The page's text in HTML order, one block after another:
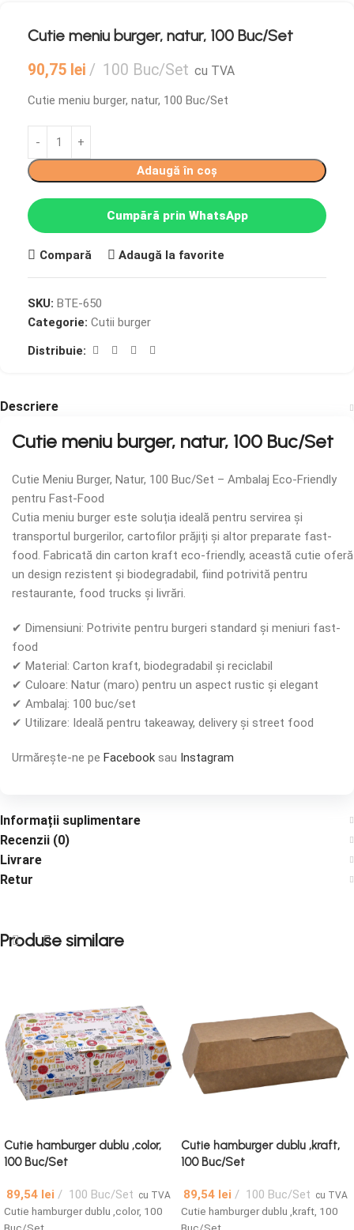
Cutie meniu burger, natur, 100 Buc/Set
90,75 lei 100 Buc/Set cu TVA
Cutie meniu burger, natur, 100 Buc/Set
Adaugă în coș
Cumpără prin WhatsApp
Compară Adaugă la favorite
SKU: BTE-650
Categorie: Cutii burger
Distribuie:
Descriere
Cutie meniu burger, natur, 100 Buc/Set
Cutie Meniu Burger, Natur, 100 Buc/Set – Ambalaj Eco-Friendly
pentru Fast-Food
Cutia meniu burger este soluția ideală pentru servirea și
transportul burgerilor, cartofilor prăjiți și altor preparate fast-
food. Fabricată din carton kraft eco-friendly, această cutie oferă
un design rezistent și biodegradabil, fiind potrivită pentru
restaurante, food trucks și livrări.
✔ Dimensiuni: Potrivite pentru burgeri standard și meniuri fast-
food
✔ Material: Carton kraft, biodegradabil și reciclabil
✔ Culoare: Natur (maro) pentru un aspect rustic și elegant
✔ Ambalaj: 100 buc/set
✔ Utilizare: Ideală pentru takeaway, delivery și street food
Urmărește-ne pe Facebook sau Instagram
Informații suplimentare
Recenzii (0)
Livrare
Retur
Produse similare
Cutie hamburger dublu ,color,
100 Buc/Set
89,54 lei 100 Buc/Set cu TVA
Cutie hamburger dublu ,color, 100
Cutie hamburger dublu ,kraft,
100 Buc/Set
89,54 lei 100 Buc/Set cu TVA
Cutie hamburger dublu ,kraft, 100